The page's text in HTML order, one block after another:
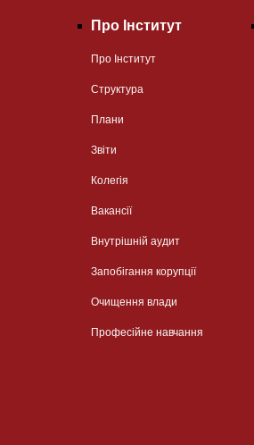
Про Інститут
Про Інститут
Структура
Плани
Звіти
Колегія
Вакансії
Внутрішній аудит
Запобігання корупції
Очищення влади
Професійне навчання